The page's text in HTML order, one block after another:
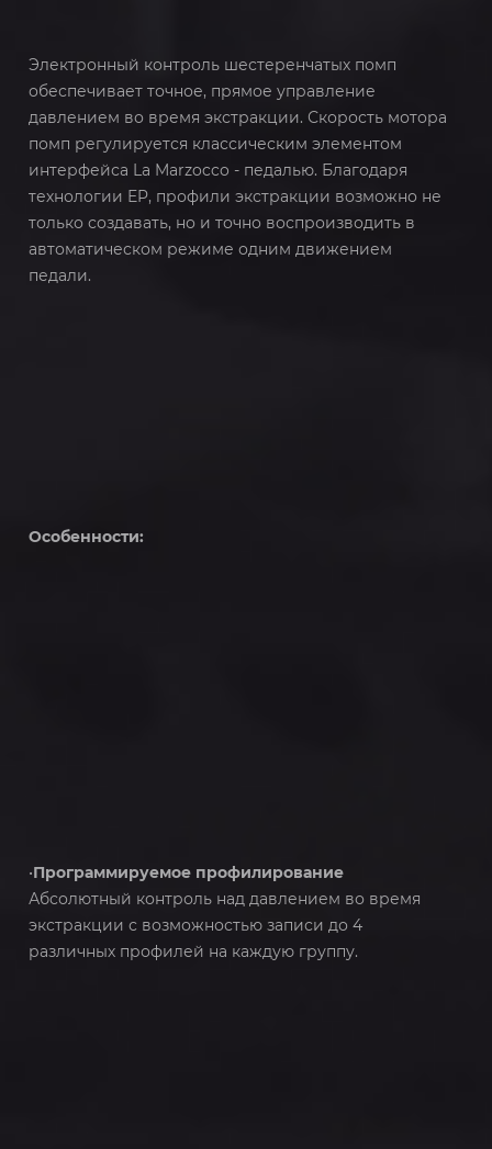
Электронный контроль шестеренчатых помп
обеспечивает точное, прямое управление
давлением во время экстракции. Скорость мотора
помп регулируется классическим элементом
интерфейса La Marzocco - педалью. Благодаря
технологии EP, профили экстракции возможно не
только создавать, но и точно воспроизводить в
автоматическом режиме одним движением
педали.
Особенности:
•Программируемое профилирование
Абсолютный контроль над давлением во время
экстракции с возможностью записи до 4
различных профилей на каждую группу.